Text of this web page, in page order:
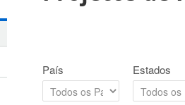
País Estados